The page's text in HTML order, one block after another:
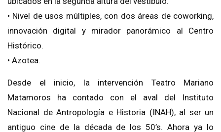
• Nivel de usos múltiples, con dos áreas de coworking,
innovación digital y mirador panorámico al Centro
Histórico.
• Azotea.
Desde el inicio, la intervención Teatro Mariano
Matamoros ha contado con el aval del Instituto
Nacional de Antropología e Historia (INAH), al ser un
antiguo cine de la década de los 50’s. Ahora ya lo